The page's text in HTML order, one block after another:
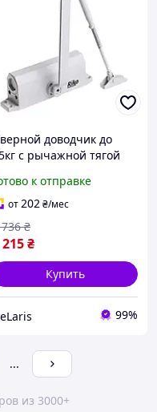
доводчик до
с рычажной тягой
дверной /
на входную
к отправке
от202₴/мес
215₴
₴
Купить
99%
...
из 3000+